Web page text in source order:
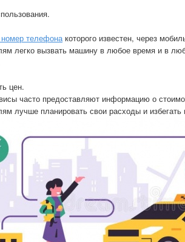
номер телефонакоторого известен, через
легко вызвать машину в любое время и в
цен.
часто предоставляют информацию о
лучше планировать свои расходы и